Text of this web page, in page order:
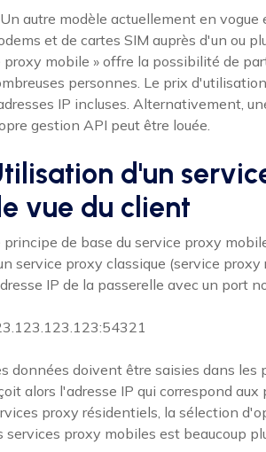
autre modèle actuellement en
et de cartes SIM auprès d'un ou
proxy mobile » offre la possibilité de
personnes. Le prix
IP incluses. Alternativement,
gestion API peut être louée.
d'un
vue du client
principe de base du service proxy
service proxy classique (service
IP de la passerelle avec un port
données doivent être saisies dans les
alors l'adresse IP qui correspond
proxy résidentiels, la sélection
services proxy mobiles est beaucoup